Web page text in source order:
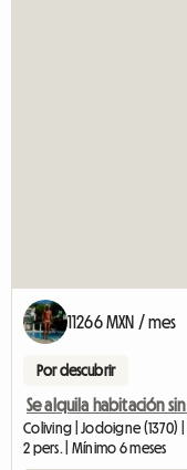
11266 MXN / mes
Por descubrir
Coliving | Jodoigne (1370) |
2 pers. | Mínimo 6 meses